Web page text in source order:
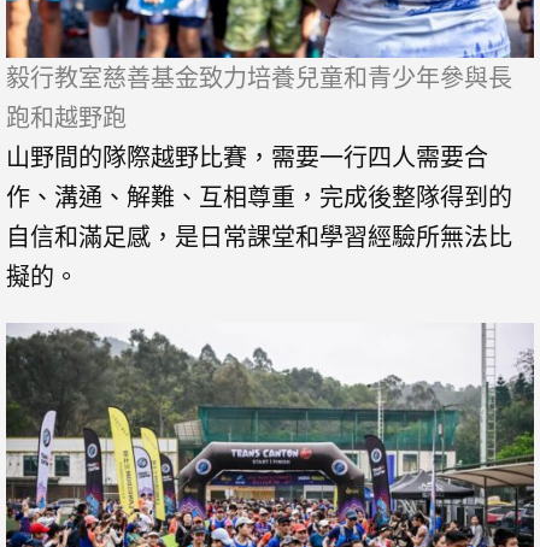
毅行教室慈善基金致力培養兒童和青少年參與長
跑和越野跑
山野間的隊際越野比賽，需要一行四人需要合
作、溝通、解難、互相尊重，完成後整隊得到的
自信和滿足感，是日常課堂和學習經驗所無法比
擬的。